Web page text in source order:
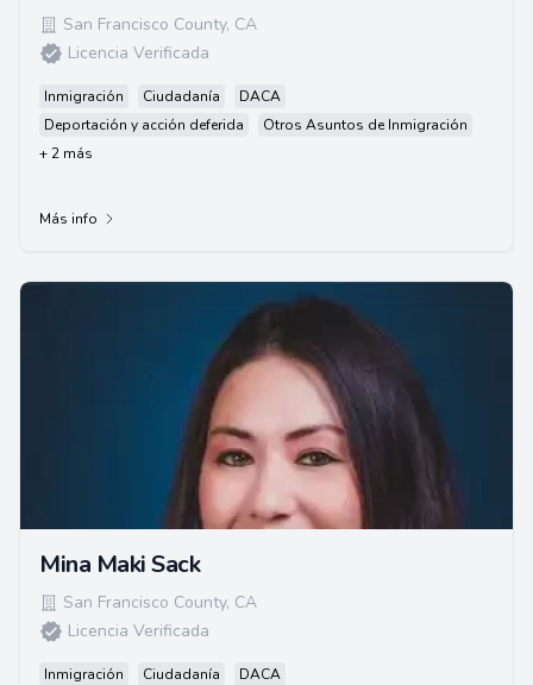
San Francisco County, CA
Licencia Verificada
Inmigración Ciudadanía
DACA
Deportación y acción deferida
Otros Asuntos de Inmigración
+ 2 más
Más info
Mina Maki Sack
San Francisco County, CA
Licencia Verificada
Inmigración Ciudadanía
DACA